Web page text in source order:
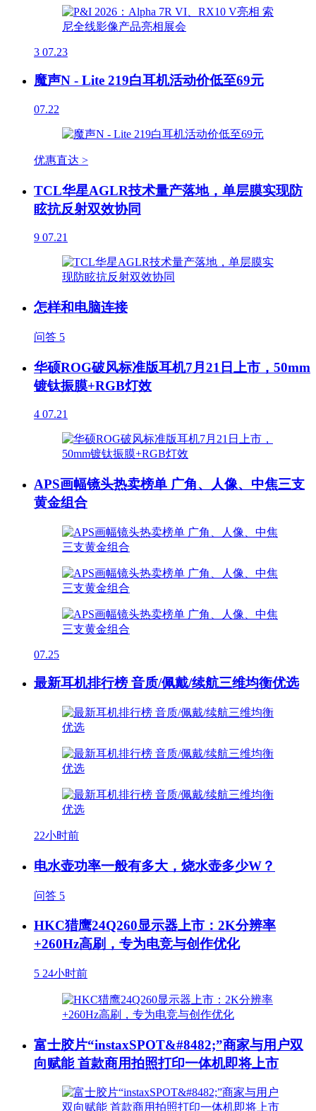
3 07.23
魔声N - Lite 219白耳机活动价低至69元
07.22
优惠直达 >
TCL华星AGLR技术量产落地，单层膜实现防
眩抗反射双效协同
9 07.21
怎样和电脑连接
问答 5
华硕ROG破风标准版耳机7月21日上市，50mm
镀钛振膜+RGB灯效
4 07.21
APS画幅镜头热卖榜单 广角、人像、中焦三支
黄金组合
07.25
最新耳机排行榜 音质/佩戴/续航三维均衡优选
22小时前
电水壶功率一般有多大，烧水壶多少W？
问答 5
HKC猎鹰24Q260显示器上市：2K分辨率
+260Hz高刷，专为电竞与创作优化
5 24小时前
富士胶片“instaxSPOT&#8482;”商家与用户双
向赋能 首款商用拍照打印一体机即将上市